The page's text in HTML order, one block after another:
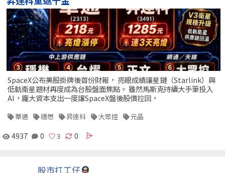
SpaceX公布美股掛牌後首份財報， 亮眼成績讓星鏈（Starlink）與
低軌衛星題材再度成為台股盤面焦點。 雖然馬斯克持續大手筆投入
AI，龐大資本支出一度讓SpaceX盤後股價拉回，
華通 穩懋 昇達科 大眾控 元晶
4937 0 0
股市打工仔